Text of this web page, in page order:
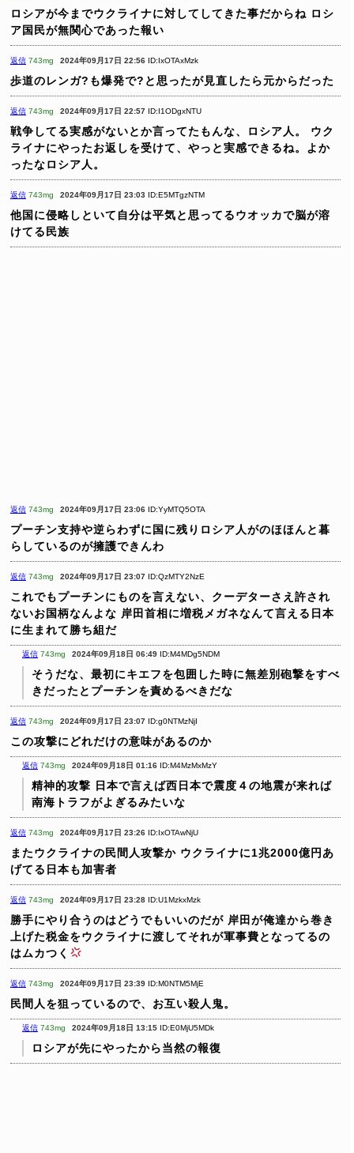
ロシアが今までウクライナに対してしてきた事だからね ロシ
ア国民が無関心であった報い
返信 743mg 2024年09月17日 22:56 ID:IxOTAxMzk
歩道のレンガ?も爆発で?と思ったが見直したら元からだった
返信 743mg 2024年09月17日 22:57 ID:I1ODgxNTU
戦争してる実感がないとか言ってたもんな、ロシア人。
ウク
ライナにやったお返しを受けて、やっと実感できるね。よか
ったなロシア人。
返信 743mg 2024年09月17日 23:03 ID:E5MTgzNTM
他国に侵略しといて自分は平気と思ってるウオッカで脳が溶
けてる民族
返信 743mg 2024年09月17日 23:06 ID:YyMTQ5OTA
プーチン支持や逆らわずに国に残りロシア人がのほほんと暮
らしているのが擁護できんわ
返信 743mg 2024年09月17日 23:07 ID:QzMTY2NzE
これでもプーチンにものを言えない、クーデターさえ許され
ないお国柄なんよな 岸田首相に増税メガネなんて言える日本
に生まれて勝ち組だ
返信 743mg 2024年09月18日 06:49 ID:M4MDg5NDM
そうだな、最初にキエフを包囲した時に無差別砲撃をすべ
きだったとプーチンを責めるべきだな
返信 743mg 2024年09月17日 23:07 ID:g0NTMzNjI
この攻撃にどれだけの意味があるのか
返信 743mg 2024年09月18日 01:16 ID:M4MzMxMzY
精神的攻撃 日本で言えば西日本で震度４の地震が来れば
南海トラフがよぎるみたいな
返信 743mg 2024年09月17日 23:26 ID:IxOTAwNjU
またウクライナの民間人攻撃か ウクライナに1兆2000億円あ
げてる日本も加害者
返信 743mg 2024年09月17日 23:28 ID:U1MzkxMzk
勝手にやり合うのはどうでもいいのだが 岸田が俺達から巻き
上げた税金をウクライナに渡してそれが軍事費となってるの
はムカつく
返信 743mg 2024年09月17日 23:39 ID:M0NTM5MjE
民間人を狙っているので、お互い殺人鬼。
返信 743mg 2024年09月18日 13:15 ID:E0MjU5MDk
ロシアが先にやったから当然の報復